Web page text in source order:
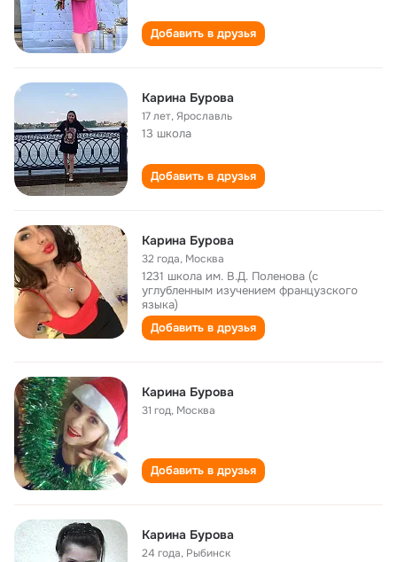
Добавить в друзья
Карина Бурова
17 лет,Ярославль
13 школа
Добавить в друзья
Карина Бурова
32 года, Москва
1231 школа им. В.Д. Поленова (с
углубленным изучением французского
языка)
Добавить в друзья
Карина Бурова
31 год, Москва
Добавить в друзья
Карина Бурова
24 года, Рыбинск